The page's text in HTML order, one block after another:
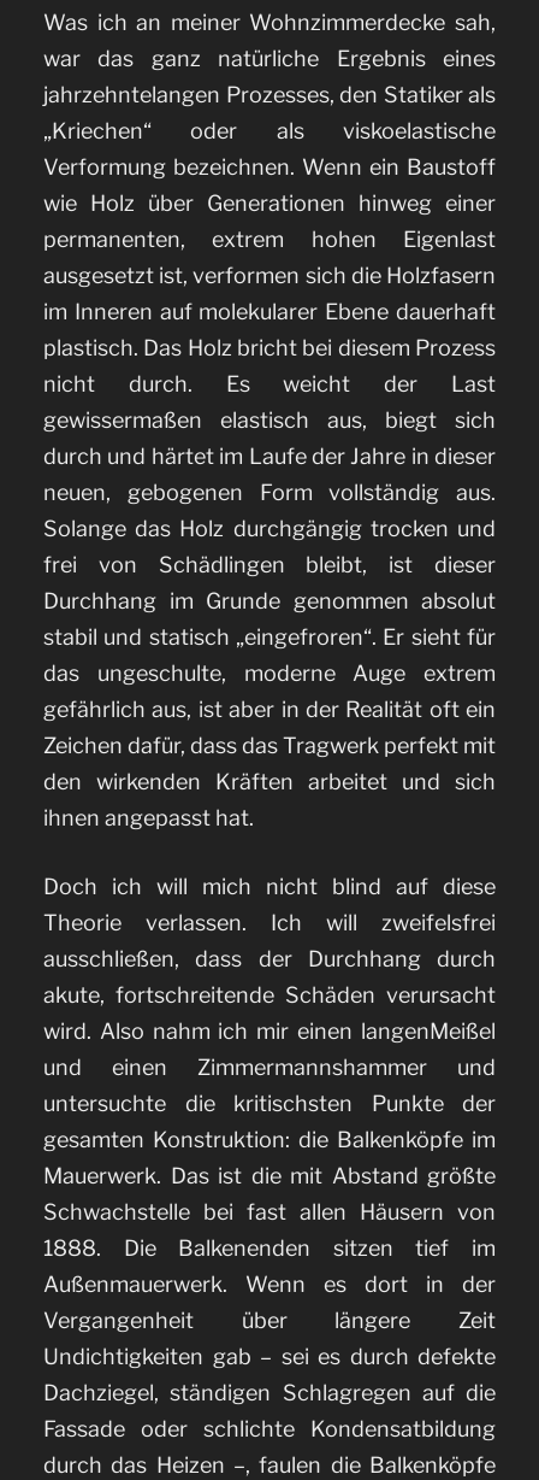
Was ich an meiner Wohnzimmerdecke sah,
war das ganz natürliche Ergebnis eines
jahrzehntelangen Prozesses, den Statiker als
„Kriechen“ oder als viskoelastische
Verformung bezeichnen. Wenn ein Baustoff
wie Holz über Generationen hinweg einer
permanenten, extrem hohen Eigenlast
ausgesetzt ist, verformen sich die Holzfasern
im Inneren auf molekularer Ebene dauerhaft
plastisch. Das Holz bricht bei diesem Prozess
nicht durch. Es weicht der Last
gewissermaßen elastisch aus, biegt sich
durch und härtet im Laufe der Jahre in dieser
neuen, gebogenen Form vollständig aus.
Solange das Holz durchgängig trocken und
frei von Schädlingen bleibt, ist dieser
Durchhang im Grunde genommen absolut
stabil und statisch „eingefroren“. Er sieht für
das ungeschulte, moderne Auge extrem
gefährlich aus, ist aber in der Realität oft ein
Zeichen dafür, dass das Tragwerk perfekt mit
den wirkenden Kräften arbeitet und sich
ihnen angepasst hat.
Doch ich will mich nicht blind auf diese
Theorie verlassen. Ich will zweifelsfrei
ausschließen, dass der Durchhang durch
akute, fortschreitende Schäden verursacht
wird. Also nahm ich mir einen langenMeißel
und einen Zimmermannshammer und
untersuchte die kritischsten Punkte der
gesamten Konstruktion: die Balkenköpfe im
Mauerwerk. Das ist die mit Abstand größte
Schwachstelle bei fast allen Häusern von
1888. Die Balkenenden sitzen tief im
Außenmauerwerk. Wenn es dort in der
Vergangenheit über längere Zeit
Undichtigkeiten gab – sei es durch defekte
Dachziegel, ständigen Schlagregen auf die
Fassade oder schlichte Kondensatbildung
durch das Heizen –, faulen die Balkenköpfe